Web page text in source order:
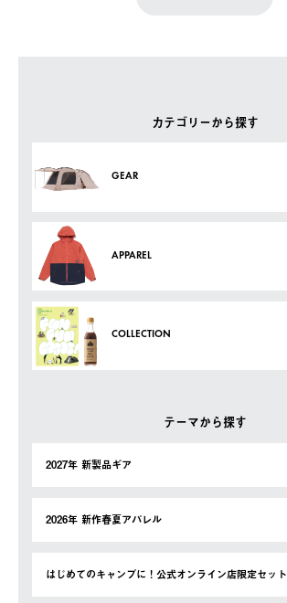
カテゴリーから探す
GEAR
APPAREL
COLLECTION
テーマから探す
2027年 新製品ギア
2026年 新作春夏アパレル
はじめてのキャンプに！公式オンライン店限定セット